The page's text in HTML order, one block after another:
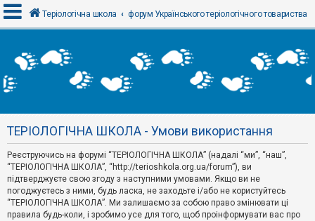
х
і
Р
є
с
т
р
а
ц
Теріологічна школа форум Українського теріологічного товариства
ТЕРІОЛОГІЧНА ШКОЛА - Умови використання
Реєструючись на форумі “ТЕРІОЛОГІЧНА ШКОЛА” (надалі “ми”, “наш”,
“ТЕРІОЛОГІЧНА ШКОЛА”, “http://terioshkola.org.ua/forum”), ви
підтверджуєте свою згоду з наступними умовами. Якщо ви не
погоджуєтесь з ними, будь ласка, не заходьте і/або не користуйтесь
“ТЕРІОЛОГІЧНА ШКОЛА”. Ми залишаємо за собою право змінювати ці
правила будь-коли, і зробимо усе для того, щоб проінформувати вас про